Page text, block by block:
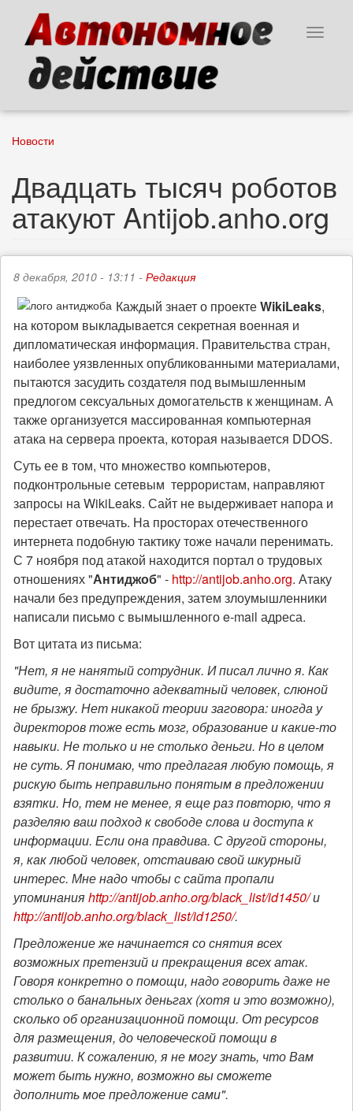
основному
содержанию
Toggle
Новости
Двадцать тысяч роботов
атакуют Antijob.anho.org
8 декабря, 2010 - 13:11 - Редакция
Каждый знает о проектеWikiLeaks,
на котором выкладывается секретная военная и
дипломатическая информация. Правительства стран,
наиболее уязвленных опубликованными материалами,
пытаются засудить создателя под вымышленным
предлогом сексуальных домогательств к женщинам. А
также организуется массированная компьютерная
атака на сервера проекта, которая называется DDOS.
Суть ее в том, что множество компьютеров,
подконтрольные сетевым террористам, направляют
запросы на WikiLeaks. Сайт не выдерживает напора и
перестает отвечать. На просторах отечественного
интернета подобную тактику тоже начали перенимать.
С 7 ноября под атакой находится портал о трудовых
отношениях "Антиджоб" - http://antijob.anho.org. Атаку
начали без предупреждения, затем злоумышленники
написали письмо с вымышленного e-mail адреса.
Вот цитата из письма:
"Нет, я не нанятый сотрудник. И писал лично я. Как
видите, я достаточно адекватный человек, слюной
не брызжу. Нет никакой теории заговора: иногда у
директоров тоже есть мозг, образование и какие-то
навыки. Не только и не столько деньги. Но в целом
не суть. Я понимаю, что предлагая любую помощь, я
рискую быть неправильно понятым в предложении
взятки. Но, тем не менее, я еще раз повторю, что я
разделяю ваш подход к свободе слова и доступа к
информации. Если она правдива. С другой стороны,
я, как любой человек, отстаиваю свой шкурный
интерес. Мне надо чтобы с сайта пропали
упоминанияhttp://antijob.anho.org/black_list/id1450/и
http://antijob.anho.org/black_list/id1250/.
Предложение же начинается со снятия всех
возможных претензий и прекращения всех атак.
Говоря конкретно о помощи, надо говорить даже не
столько о банальных деньгах (хотя и это возможно),
сколько об организационной помощи. От ресурсов
для размещения, до человеческой помощи в
развитии. К сожалению, я не могу знать, что Вам
может быть нужно, возможно вы сможете
дополнить мое предложение сами".